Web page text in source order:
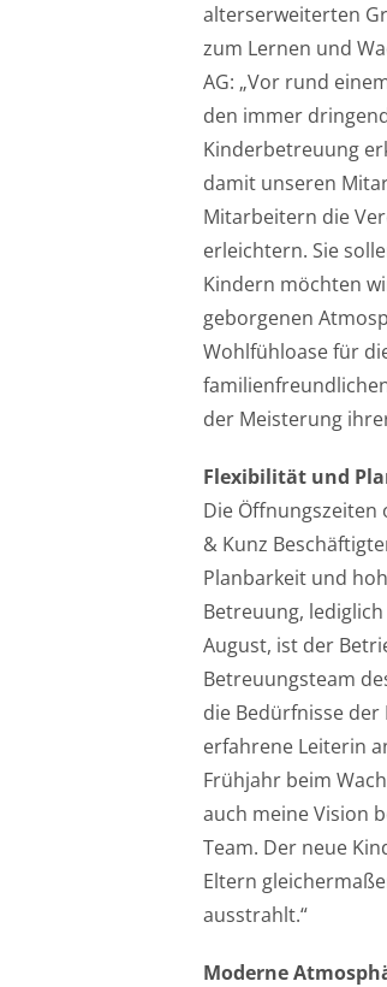
alterserweiterten
zum Lernen und
AG: „Vor rund
den immer
Kinderbetreuung
damit unseren
Mitarbeitern die
erleichtern. Sie
Kindern möchten
geborgenen
Wohlfühloase für
der Meisterung
Flexibilität und
Die
& Kunz
Planbarkeit und
Betreuung,
August, ist der
Betreuungsteam
die Bedürfnisse
erfahrene Leiterin
Frühjahr beim
auch meine Vision
Team. Der neue
Eltern
ausstrahlt.“
Moderne